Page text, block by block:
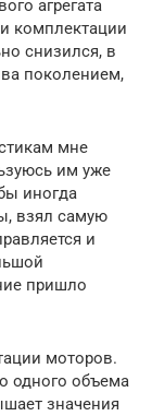
агрегата
комплектации
снизился, в
поколением,
мне
им уже
иногда
взял самую
и
пришло
моторов.
одного объема
значения